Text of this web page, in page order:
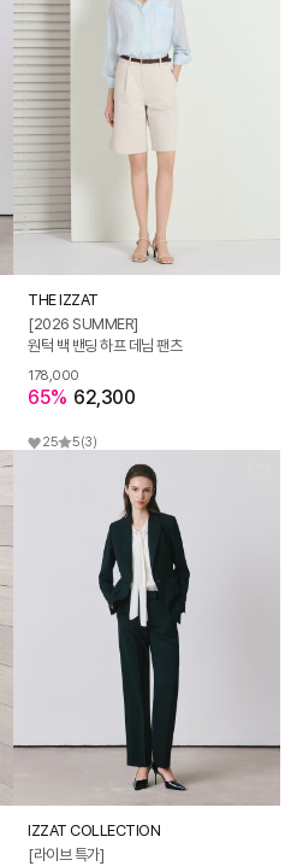
THE IZZAT
[2026 SUMMER]
원턱 백 밴딩 하프 데님 팬츠
178,000
65% 62,300
25 5(3)
IZZAT COLLECTION
[라이브 특가]